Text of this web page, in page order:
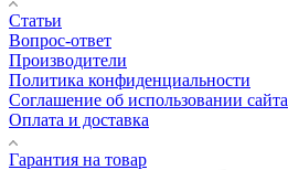
Статьи
Вопрос-ответ
Производители
Политика конфиденциальности
Соглашение об использовании сайта
Оплата и доставка
Гарантия на товар